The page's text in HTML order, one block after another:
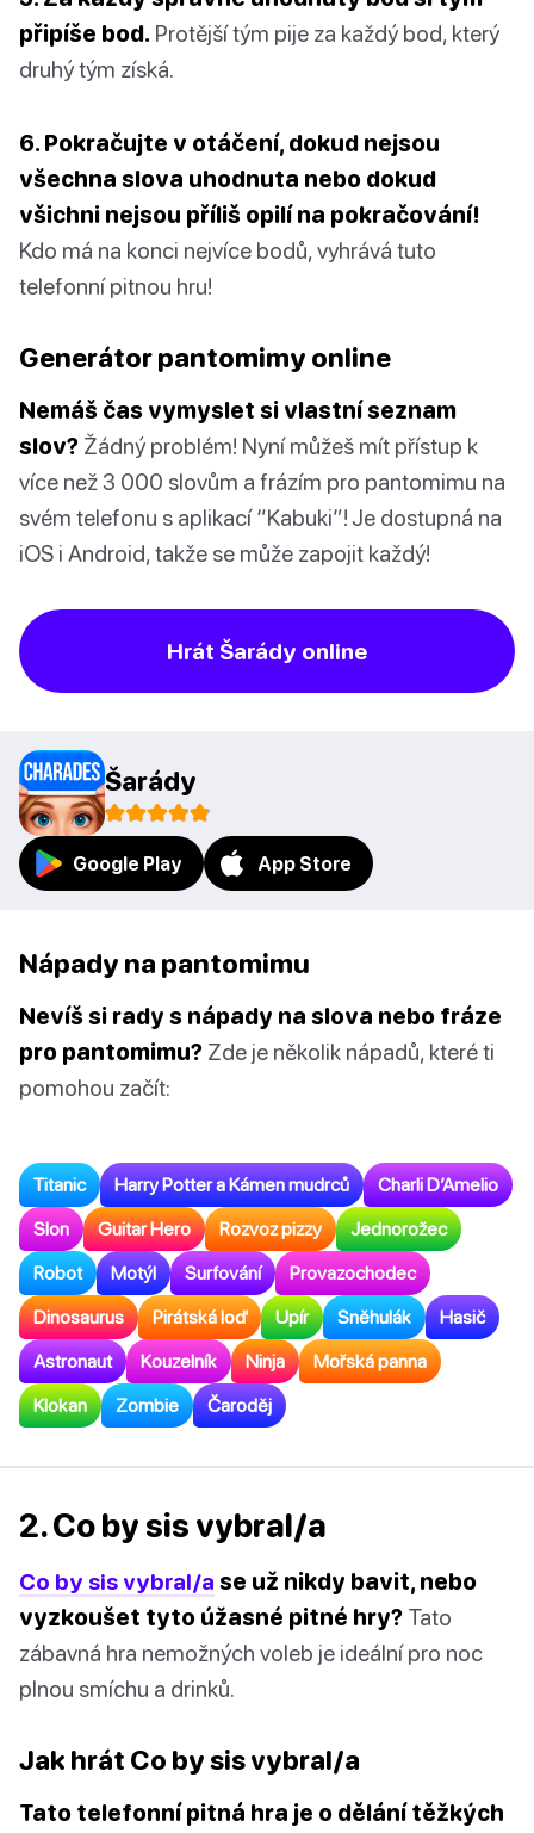
připíše bod. Protější tým pije za každý bod, který
druhý tým získá.
6. Pokračujte v otáčení, dokud nejsou
všechna slova uhodnuta nebo dokud
všichni nejsou příliš opilí na pokračování!
Kdo má na konci nejvíce bodů, vyhrává tuto
telefonní pitnou hru!
Generátor pantomimy online
Nemáš čas vymyslet si vlastní seznam
slov? Žádný problém! Nyní můžeš mít přístup k
více než 3 000 slovům a frázím pro pantomimu na
svém telefonu s aplikací “Kabuki”! Je dostupná na
iOS i Android, takže se může zapojit každý!
Hrát Šarády online
Šarády
Google Play App Store
Nápady na pantomimu
Nevíš si rady s nápady na slova nebo fráze
pro pantomimu? Zde je několik nápadů, které ti
pomohou začít:
Titanic Harry Potter a Kámen mudrců Charli D’Amelio
Slon Guitar Hero Rozvoz pizzy Jednorožec
Robot Motýl Surfování Provazochodec
Dinosaurus Pirátská loď Upír Sněhulák Hasič
Astronaut Kouzelník Ninja Mořská panna
Klokan Zombie Čaroděj
2. Co by sis vybral/a
Co by sis vybral/a se už nikdy bavit, nebo
vyzkoušet tyto úžasné pitné hry? Tato
zábavná hra nemožných voleb je ideální pro noc
plnou smíchu a drinků.
Jak hrát Co by sis vybral/a
Tato telefonní pitná hra je o dělání těžkých